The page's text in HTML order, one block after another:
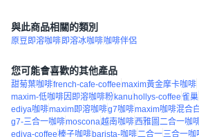
與此商品相關的類別
原豆即溶咖啡即溶冰咖啡咖啡伴侶
您可能會喜歡的其他產品
甜菊葉咖啡french-cafe-coffeemaxim黃金摩卡咖啡
maxim-低咖啡因即溶咖啡粉 kanu hollys-coffee雀巢
ediya咖啡maxim即溶咖啡g7咖啡maxim咖啡混合
g7-三合一咖啡moscona越南咖啡西雅圖二合一咖
ediya-coffee榛子咖啡barista-咖啡二合一三合一咖